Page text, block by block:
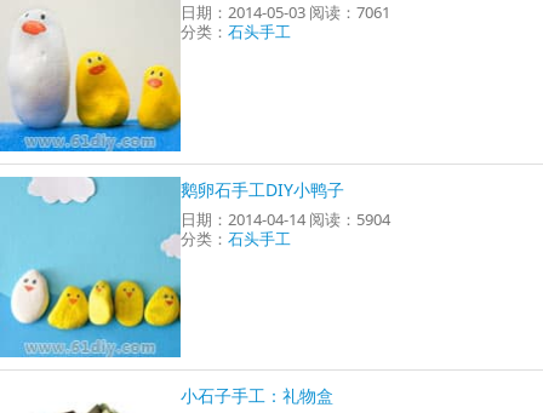
日期：2014-05-03 阅读：7061
分类：石头手工
鹅卵石手工DIY小鸭子
日期：2014-04-14 阅读：5904
分类：石头手工
小石子手工：礼物盒